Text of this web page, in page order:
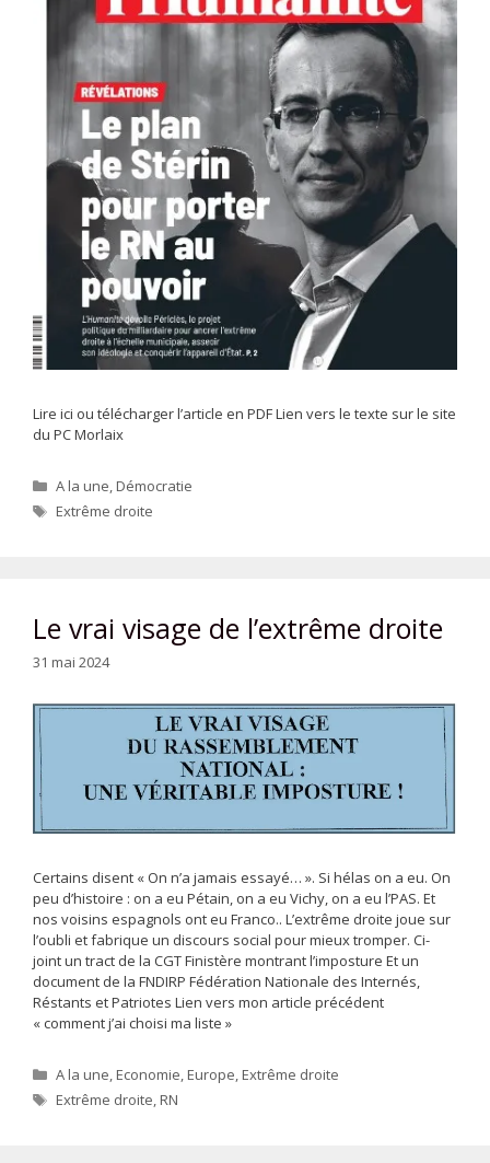
Lire ici ou télécharger l’article en PDF Lien vers le texte sur le site
du PC Morlaix
Catégories
A la une,Démocratie
Étiquettes
Extrême droite
Le vrai visage de l’extrême droite
31 mai 2024
Certains disent « On n’a jamais essayé… ». Si hélas on a eu. On
peu d’histoire : on a eu Pétain, on a eu Vichy, on a eu l’PAS. Et
nos voisins espagnols ont eu Franco.. L’extrême droite joue sur
l’oubli et fabrique un discours social pour mieux tromper. Ci-
joint un tract de la CGT Finistère montrant l’imposture Et un
document de la FNDIRP Fédération Nationale des Internés,
Réstants et Patriotes Lien vers mon article précédent
« comment j’ai choisi ma liste »
Catégories
A la une,Economie,Europe,Extrême droite
Étiquettes
Extrême droite,RN